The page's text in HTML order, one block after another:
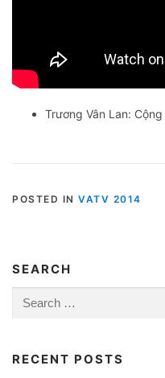
Trương Vân Lan:
POSTED IN VATV 2014
SEARCH
for:
RECENT POSTS